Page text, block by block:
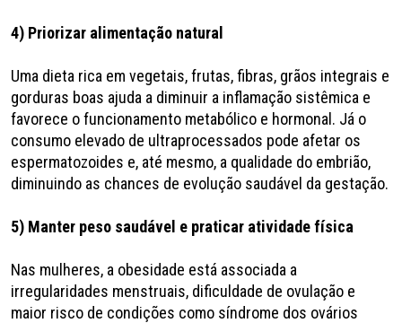
4) Priorizar alimentação natural
Uma dieta rica em vegetais, frutas, fibras, grãos integrais e
gorduras boas ajuda a diminuir a inflamação sistêmica e
favorece o funcionamento metabólico e hormonal. Já o
consumo elevado de ultraprocessados pode afetar os
espermatozoides e, até mesmo, a qualidade do embrião,
diminuindo as chances de evolução saudável da gestação.
5) Manter peso saudável e praticar atividade física
Nas mulheres, a obesidade está associada a
irregularidades menstruais, dificuldade de ovulação e
maior risco de condições como síndrome dos ovários